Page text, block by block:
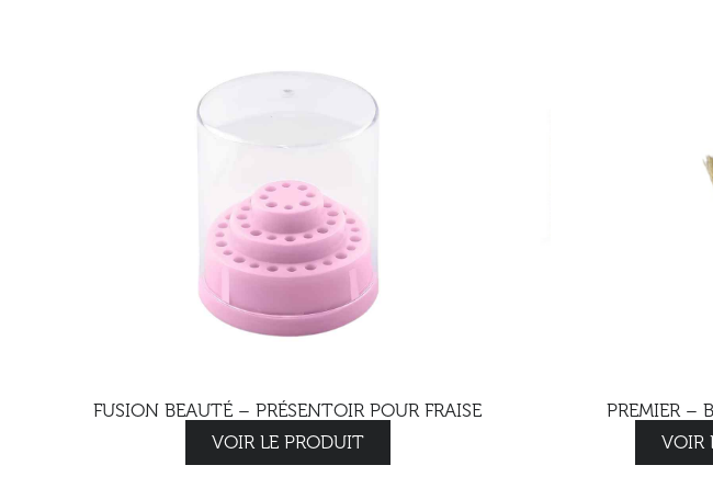
FUSION BEAUTÉ – PRÉSENTOIR POUR FRAISE
VOIR LE PRODUIT
PREMIER –
VOIR